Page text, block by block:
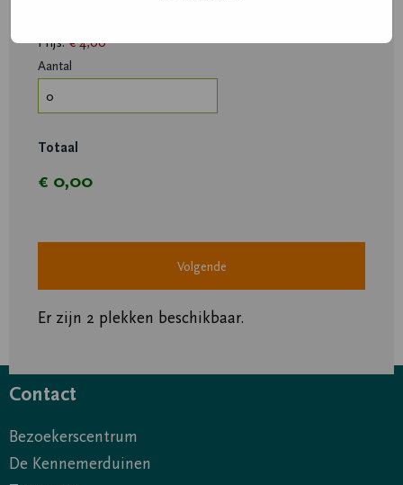
Prijs: € 4,00
Aantal
Totaal
Er zijn 2 plekken beschikbaar.
Contact
Bezoekerscentrum
De Kennemerduinen